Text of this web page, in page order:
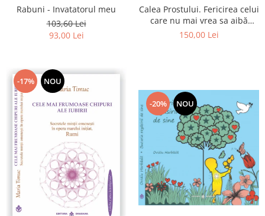
Rabuni - Invatatorul meu
103,60 Lei
93,00 Lei
Calea Prostului. Fericirea celui
care nu mai vrea sa aibă
dreptate - Intoarcerea la
150,00 Lei
-17% NOU
-20% NOU